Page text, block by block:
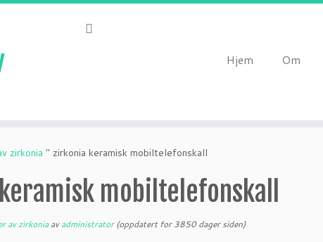
Hjem Om
zirkonia " zirkonia keramisk mobiltelefonskall
mobiltelefonskall
av zirkoniaavadministrator(oppdatert for 3850 dager siden)